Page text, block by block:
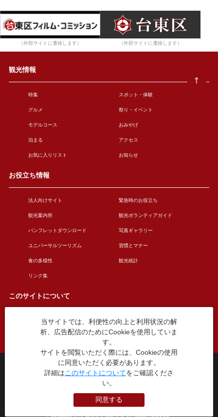
（外部サイトに遷移します） （外部サイトに遷移します）
観光情報
特集 スポット・体験
グルメ 祭り・イベント
モデルコース おみやげ
泊まる アクセス
お気に入りリスト お知らせ
お役立ち情報
法人向けサイト 緊急時のお役立ち
観光案内所 観光ボランティアガイド
パンフレットダウンロード 写真ギャラリー
ユニバーサルツーリズム 習慣とマナー
食の多様性 観光統計
リンク集
このサイトについて
このサイトについて 広告掲載について
お問い合わせ
台東区役所観光課
〒110-8615 東京都台東区東上野4丁目5番6号
TEL：03-5246-1151
本WEBサイトに掲就されている全データについて無断転載・引用を禁じます。
当サイトでは、利便性の向上と利用状況の解
析、広告配信のためにCookieを使用していま
す。
サイトを閲覧いただく際には、Cookieの使用
に同意いただく必要があります。
詳細はこのサイトについてをご確認くださ
い。
同意する